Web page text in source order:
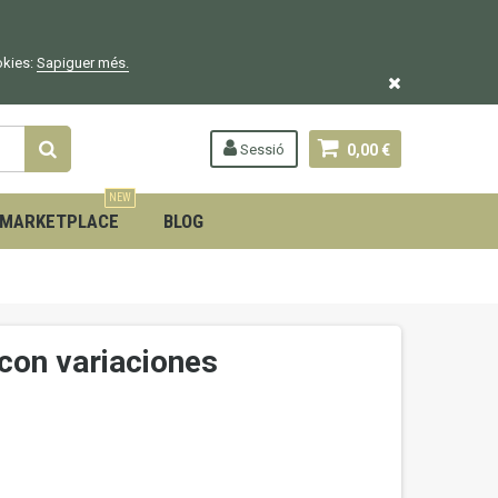
Sapiguer més.
0,00 €
Sessió
MARKETPLACE
NEW
BLOG
variaciones